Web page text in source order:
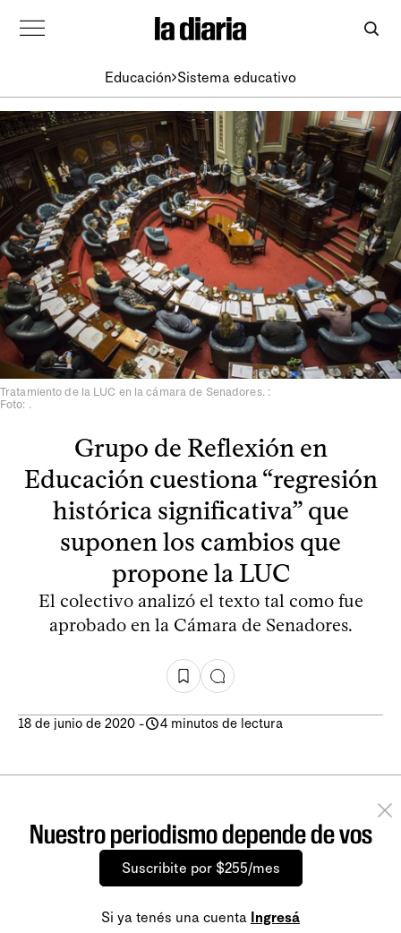
Educación Sistema educativo
Tratamiento de la LUC en la cámara de Senadores. :
Foto: .
Grupo de Reflexión en
Educación cuestiona “regresión
histórica significativa” que
suponen los cambios que
propone la LUC
El colectivo analizó el texto tal como fue
aprobado en la Cámara de Senadores.
18 de junio de 2020 - 4 minutos de lectura
Nuestro periodismo depende de vos
Suscribite por $255/mes
Si ya tenés una cuenta Ingresá